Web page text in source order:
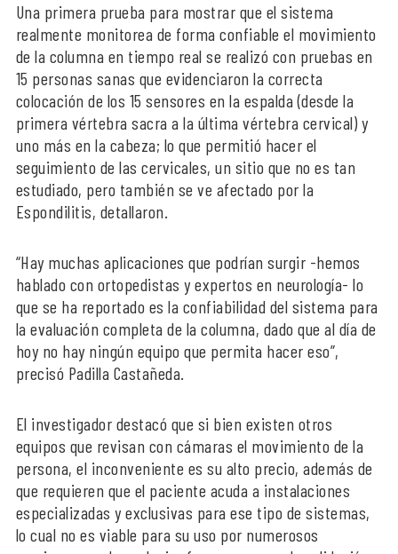
Una primera prueba para mostrar que el sistema
realmente monitorea de forma confiable el movimiento
de la columna en tiempo real se realizó con pruebas en
15 personas sanas que evidenciaron la correcta
colocación de los 15 sensores en la espalda (desde la
primera vértebra sacra a la última vértebra cervical) y
uno más en la cabeza; lo que permitió hacer el
seguimiento de las cervicales, un sitio que no es tan
estudiado, pero también se ve afectado por la
Espondilitis, detallaron.
“Hay muchas aplicaciones que podrían surgir -hemos
hablado con ortopedistas y expertos en neurología- lo
que se ha reportado es la confiabilidad del sistema para
la evaluación completa de la columna, dado que al día de
hoy no hay ningún equipo que permita hacer eso”,
precisó Padilla Castañeda.
El investigador destacó que si bien existen otros
equipos que revisan con cámaras el movimiento de la
persona, el inconveniente es su alto precio, además de
que requieren que el paciente acuda a instalaciones
especializadas y exclusivas para ese tipo de sistemas,
lo cual no es viable para su uso por numerosos